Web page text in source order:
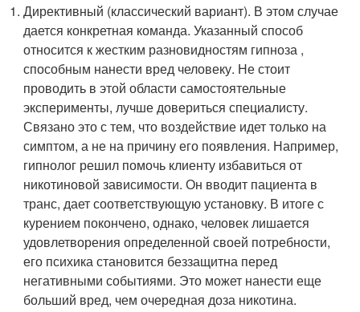
Директивный (классический вариант). В этом случае
дается конкретная команда. Указанный способ
относится к жестким разновидностям гипноза ,
способным нанести вред человеку. Не стоит
проводить в этой области самостоятельные
эксперименты, лучше довериться специалисту.
Связано это с тем, что воздействие идет только на
симптом, а не на причину его появления. Например,
гипнолог решил помочь клиенту избавиться от
никотиновой зависимости. Он вводит пациента в
транс, дает соответствующую установку. В итоге с
курением покончено, однако, человек лишается
удовлетворения определенной своей потребности,
его психика становится беззащитна перед
негативными событиями. Это может нанести еще
больший вред, чем очередная доза никотина.